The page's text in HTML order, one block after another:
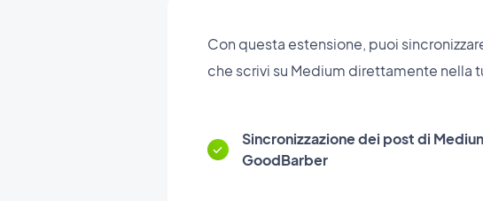
Con questa estensione, puoi
che scrivi su Medium direttamente nella
Sincronizzazione dei post di
GoodBarber